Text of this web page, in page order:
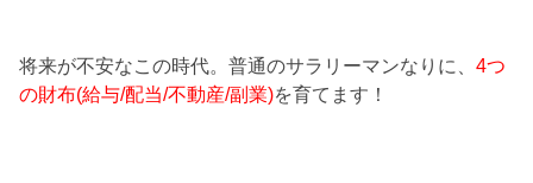
将来が不安なこの時代。普通のサラリーマンなりに、4つ
の財布(給与/配当/不動産/副業)を育てます！